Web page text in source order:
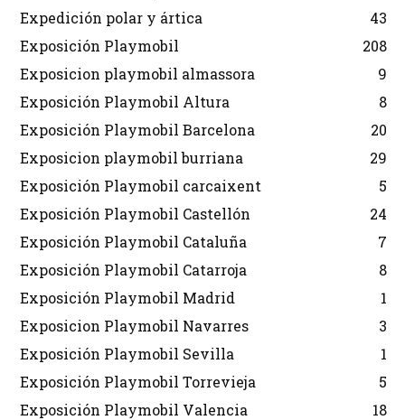
Expedición polar y ártica
43
Exposición Playmobil
208
Exposicion playmobil almassora
9
Exposición Playmobil Altura
8
Exposición Playmobil Barcelona
20
Exposicion playmobil burriana
29
Exposición Playmobil carcaixent
5
Exposición Playmobil Castellón
24
Exposición Playmobil Cataluña
7
Exposición Playmobil Catarroja
8
Exposición Playmobil Madrid
1
Exposicion Playmobil Navarres
3
Exposición Playmobil Sevilla
1
Exposición Playmobil Torrevieja
5
Exposición Playmobil Valencia
18